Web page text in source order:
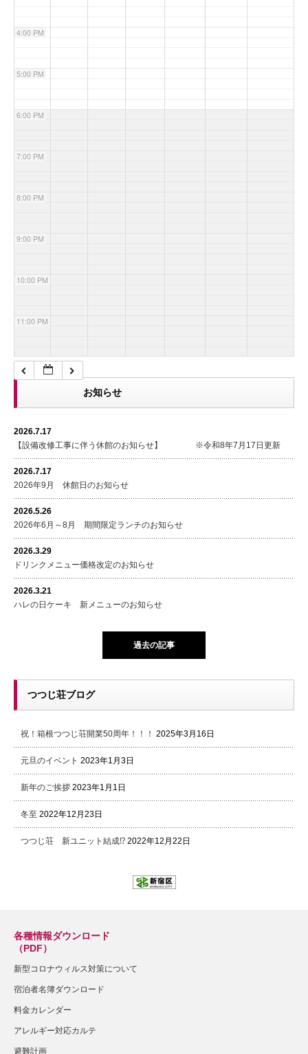
4:00 PM
5:00 PM
6:00 PM
7:00 PM
8:00 PM
9:00 PM
10:00 PM
11:00 PM
お知らせ
2026.7.17
【設備改修工事に伴う休館のお知らせ】 ※令和8年7月17日更新
2026.7.17
2026年9月 休館日のお知らせ
2026.5.26
2026年6月～8月 期間限定ランチのお知らせ
2026.3.29
ドリンクメニュー価格改定のお知らせ
2026.3.21
ハレの日ケーキ 新メニューのお知らせ
過去の記事
つつじ荘ブログ
祝！箱根つつじ荘開業50周年！！！ 2025年3月16日
元旦のイベント 2023年1月3日
新年のご挨拶 2023年1月1日
冬至 2022年12月23日
つつじ荘 新ユニット結成⁉ 2022年12月22日
各種情報ダウンロード
（PDF）
新型コロナウィルス対策について
宿泊者名簿ダウンロード
料金カレンダー
アレルギー対応カルテ
避難計画